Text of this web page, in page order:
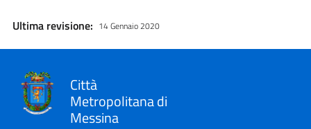
Ultima revisione: 14 Gennaio 2020
Città
Metropolitana di
Messina